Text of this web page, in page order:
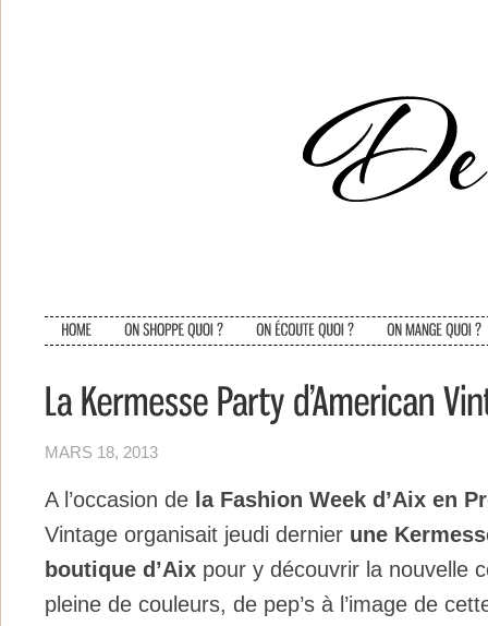
MARS 18, 2013
A l’occasion de la Fashion Week d’Aix en
Vintage organisait jeudi dernier une
boutique d’Aix pour y découvrir la nouvelle
pleine de couleurs, de pep’s à l’image de